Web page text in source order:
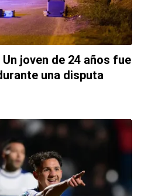
Un joven de 24 años fue
una disputa